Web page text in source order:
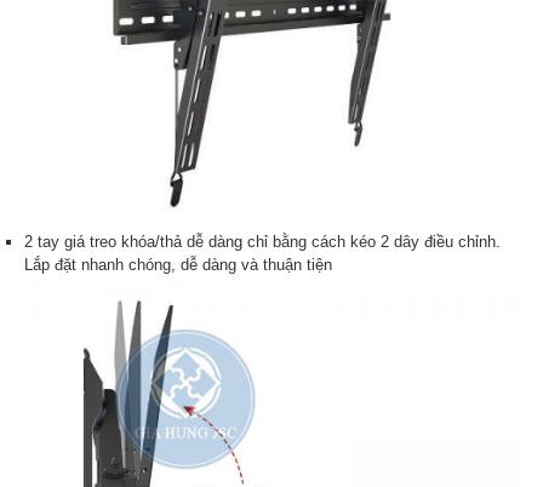
2 tay giá treo khóa/thả dễ dàng chỉ bằng cách kéo 2 dây điều chỉnh.
Lắp đặt nhanh chóng, dễ dàng và thuận tiện